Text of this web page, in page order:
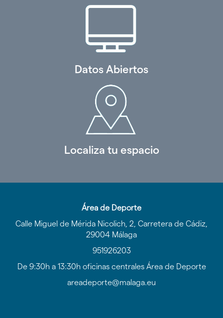
Datos Abiertos
Localiza tu espacio
Área de Deporte
Calle Miguel de Mérida Nicolich, 2, Carretera de Cádiz,
29004 Málaga
951926203
De 9:30h a 13:30h oficinas centrales Área de Deporte
areadeporte@malaga.eu